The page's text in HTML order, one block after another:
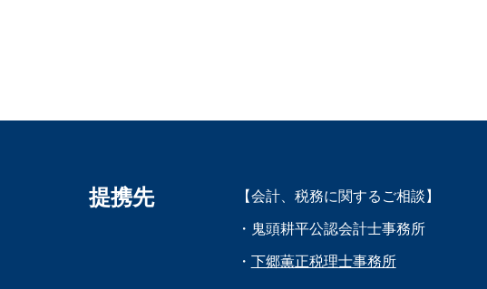
提携先
【会計、税務に関するご相談】
・鬼頭耕平公認会計士事務所
・ 下郷薫正税理士事務所